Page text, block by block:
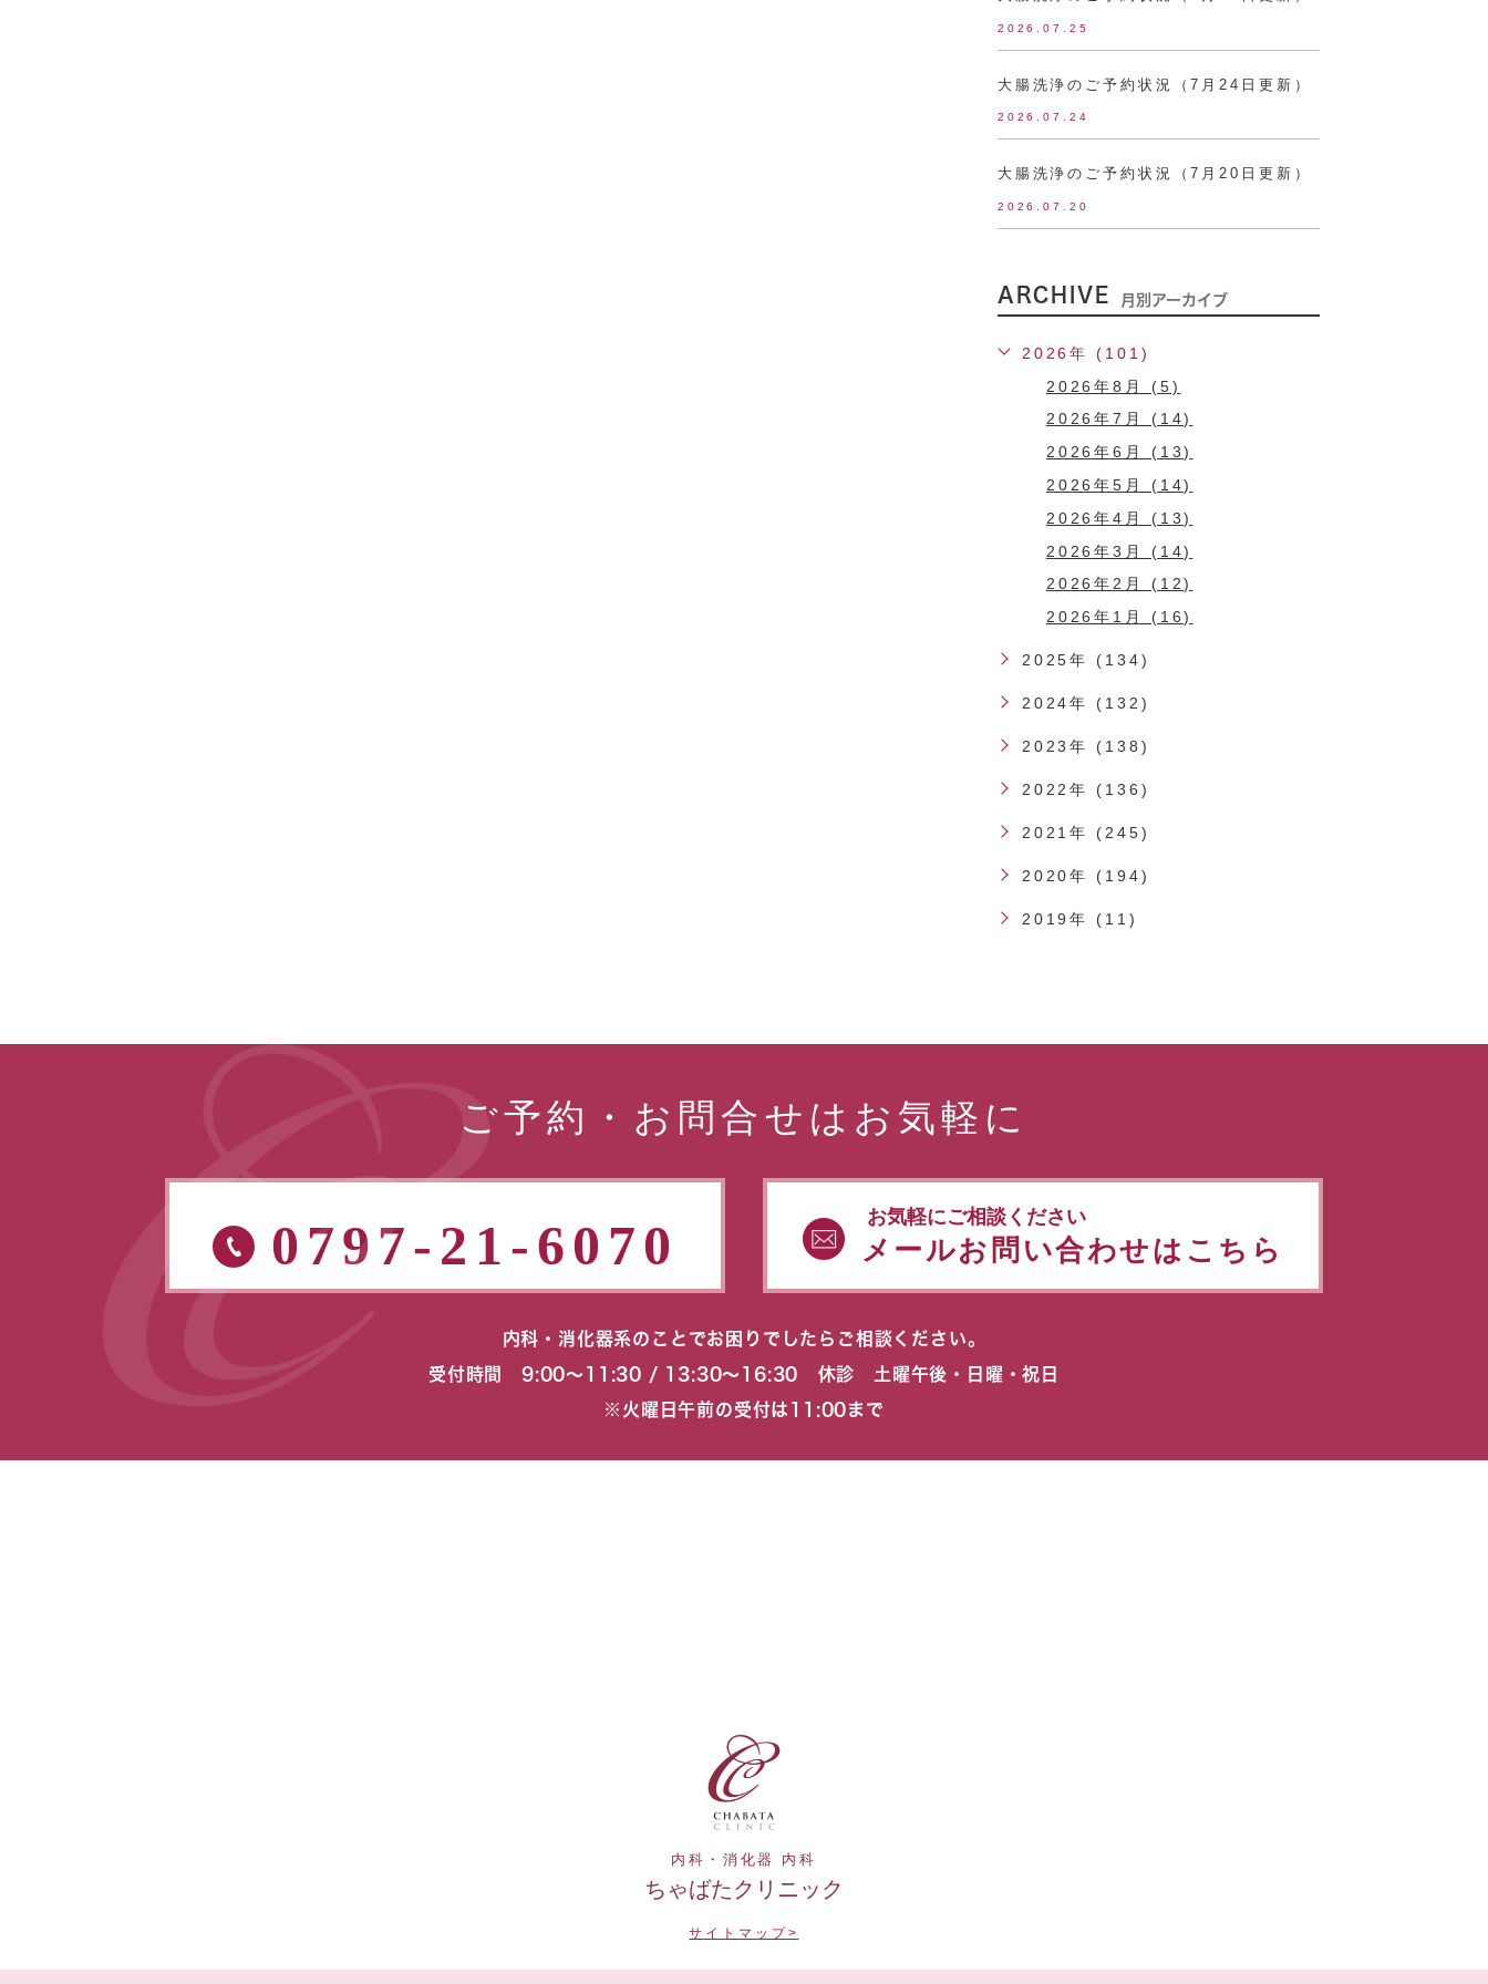
2026.07.25
大腸洗浄のご予約状況（7月24日更新）
2026.07.24
大腸洗浄のご予約状況（7月20日更新）
2026.07.20
ARCHIVE 月別アーカイブ
2026年 (101)
2026年8月 (5)
2026年7月 (14)
2026年6月 (13)
2026年5月 (14)
2026年4月 (13)
2026年3月 (14)
2026年2月 (12)
2026年1月 (16)
2025年 (134)
2024年 (132)
2023年 (138)
2022年 (136)
2021年 (245)
2020年 (194)
2019年 (11)
ご予約・お問合せはお気軽に
0797-21-6070 お気軽にご相談ください
メールお問い合わせはこちら
内科・消化器系のことでお困りでしたらご相談ください。
受付時間 9:00〜11:30 / 13:30〜16:30 休診 土曜午後・日曜・祝日
※火曜日午前の受付は11:00まで
内科・消化器 内科
ちゃばたクリニック
サイトマップ>